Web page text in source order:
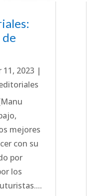
11, 2023 |
mejores
con su
por
los